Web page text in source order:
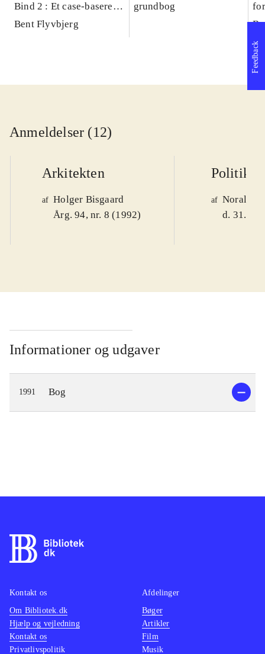
Bind 2 : Et case-baseret
studie af planlægning,
Bent Flyvbjerg
grundbog
Anmeldelser (12)
Arkitekten
af Holger Bisgaard
Årg. 94, nr. 8 (1992)
Politiken
af Noralv
d. 31.
Informationer og udgaver
1991 Bog
Feedback
Kontakt os
Om Bibliotek.dk
Hjælp og vejledning
Kontakt os
Privatlivspolitik
Afdelinger
Bøger
Artikler
Film
Musik